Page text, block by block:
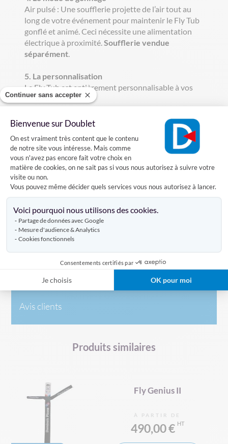
Continuer sans accepter
Bienvenue sur Doublet
Plateforme de Gestion du
On est vraiment très content que le contenu
de notre site vous intéresse. Mais comme
vous n'avez pas encore fait votre choix en
matière de cookies, on ne sait pas si vous nous autorisez à suivre votre
visite ou non.
Vous pouvez même décider quels services vous nous autorisez à lancer.
Voici pourquoi nous utilisons des cookies.
Partage de données avec Google
Mesure d'audience & Analytics
Cookies fonctionnels
Consentements certifiés par
Je choisis OK pour moi
Air pulsé : Une soufflerie projette de l’air tout au
long de votre événement pour maintenir le Fly Tub
gonflé et animé. Ceci nécessite une alimentation
électrique à proximité.Soufflerie vendue
séparément.
5. La personnalisation
Le Fly Tub est entièrement personnalisable à vos
couleurs.
6. Utilisation
Les colonnes gonflables Fly sont destinées à une
utilisation intérieure ou extérieure (jusqu'à des
vents de force 5 - 40 km/h). Vous pouvez régler les
mouvements en serrant/desserrant les sangles en
bout de tubes pour laisser passer plus ou moins
d'air.
Caractéristiques
Avis clients
Produits similaires
Fly Genius II
À PARTIR DE
490,00 €